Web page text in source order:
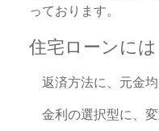
っております。
住宅ローンには
返済方法に、元金
金利の選択型に、